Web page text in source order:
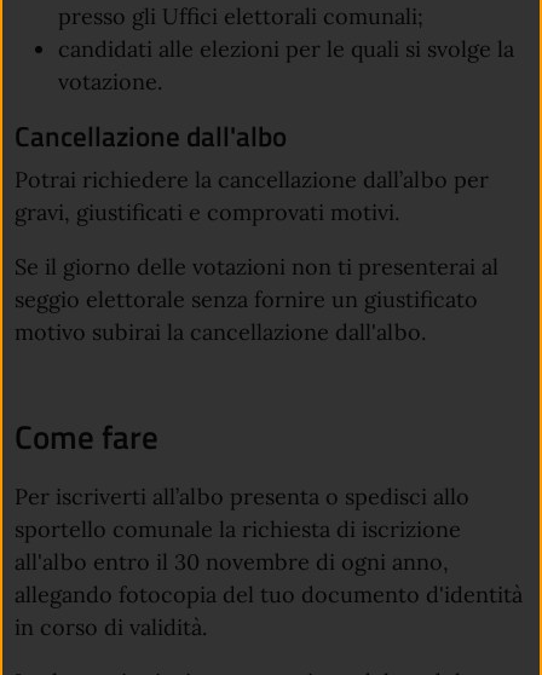
presso gli Uffici elettorali comunali;
candidati alle elezioni per le quali si svolge la
votazione.
Cancellazione dall'albo
Potrai richiedere la cancellazione dall’albo per
gravi, giustificati e comprovati motivi.
Se il giorno delle votazioni non ti presenterai al
seggio elettorale senza fornire un giustificato
motivo subirai la cancellazione dall'albo.
Come fare
Per iscriverti all’albo presenta o spedisci allo
sportello comunale la richiesta di iscrizione
all'albo entro il 30 novembre di ogni anno,
allegando fotocopia del tuo documento d'identità
in corso di validità.